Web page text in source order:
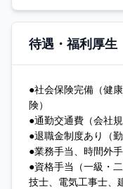
待遇・福利厚生
●社会保険完備（健
険）
●通勤交通費（会社
●退職金制度あり（勤
●業務手当、時間外
●資格手当（一級・
技士、電気工事士、